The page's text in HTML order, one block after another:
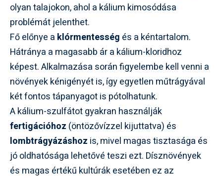
olyan talajokon, ahol a kálium kimosódása
problémát jelenthet.
Fő előnye a klórmentesség és a kéntartalom.
Hátránya a magasabb ár a kálium-kloridhoz
képest. Alkalmazása során figyelembe kell venni a
növények kénigényét is, így egyetlen műtrágyával
két fontos tápanyagot is pótolhatunk.
A kálium-szulfátot gyakran használják
fertigációhoz (öntözővízzel kijuttatva) és
lombtrágyázáshoz is, mivel magas tisztasága és
jó oldhatósága lehetővé teszi ezt. Dísznövények
és magas értékű kultúrák esetében ez az